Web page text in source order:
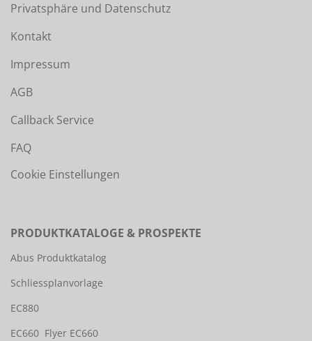
Privatsphäre und Datenschutz
Kontakt
Impressum
AGB
Callback Service
FAQ
Cookie Einstellungen
PRODUKTKATALOGE & PROSPEKTE
Abus Produktkatalog
Schliessplanvorlage
EC880
EC660 Flyer EC660